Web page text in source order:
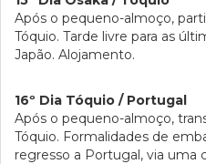
Após o pequeno-almoço,
Tóquio. Tarde livre para as
Japão. Alojamento.
16º Dia Tóquio / Portugal
Após o pequeno-almoço,
Tóquio. Formalidades de
regresso a Portugal, via uma